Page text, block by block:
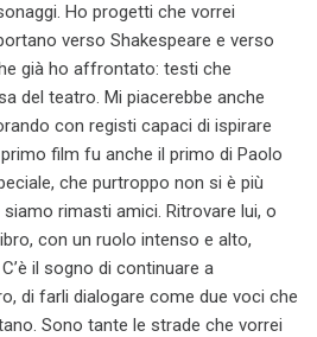
Ho progetti che vorrei
verso Shakespeare e verso
già ho affrontato: testi che
del teatro. Mi piacerebbe anche
con registi capaci di ispirare
film fu anche il primo di Paolo
che purtroppo non si è più
rimasti amici. Ritrovare lui, o
con un ruolo intenso e alto,
il sogno di continuare a
di farli dialogare come due voci che
Sono tante le strade che vorrei